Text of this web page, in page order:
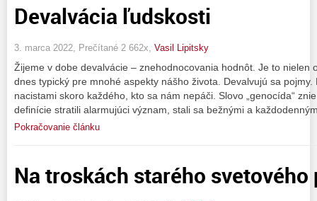
Devalvácia ľudskosti
3. marca 2022, Prečítané 2 662x, Vasil Lipitsky
Žijeme v dobe devalvácie – znehodnocovania hodnôt. Je to nielen
dnes typický pre mnohé aspekty nášho života. Devalvujú sa
nacistami skoro každého, kto sa nám nepáči. Slovo „genocída“
definície stratili alarmujúci význam, stali sa bežnými a
Pokračovanie článku
Na troskách starého